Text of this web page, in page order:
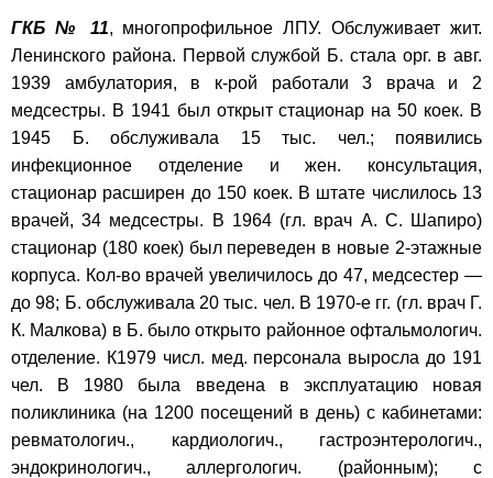
ГКБ № 11, многопрофильное ЛПУ. Обслуживает жит.
Ленинского района. Первой службой Б. стала орг. в авг.
1939 амбулатория, в к-рой работали 3 врача и 2
медсестры. В 1941 был открыт стационар на 50 коек. В
1945 Б. обслуживала 15 тыс. чел.; появились
инфекционное отделение и жен. консультация,
стационар расширен до 150 коек. В штате числилось 13
врачей, 34 медсестры. В 1964 (гл. врач А. С. Шапиро)
стационар (180 коек) был переведен в новые 2-этажные
корпуса. Кол-во врачей увеличилось до 47, медсестер —
до 98; Б. обслуживала 20 тыс. чел. В 1970-е гг. (гл. врач Г.
К. Малкова) в Б. было открыто районное офтальмологич.
отделение. К1979 числ. мед. персонала выросла до 191
чел. В 1980 была введена в эксплуатацию новая
поликлиника (на 1200 посещений в день) с кабинетами:
ревматологич., кардиологич., гастроэнтерологич.,
эндокринологич., аллергологич. (районным); с